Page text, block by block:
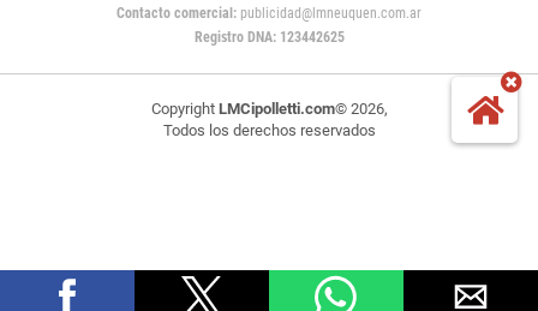
Contacto comercial: publicidad@lmneuquen.com.ar
Registro DNA: 123442625
Copyright LMCipolletti.com© 2026,
Todos los derechos reservados